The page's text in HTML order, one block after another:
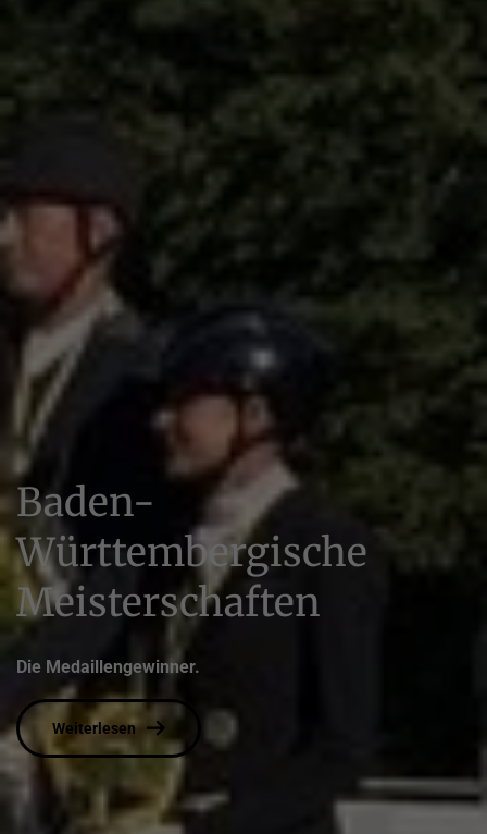
Baden-
Württembergische
Meisterschaften
Die Medaillengewinner.
Weiterlesen